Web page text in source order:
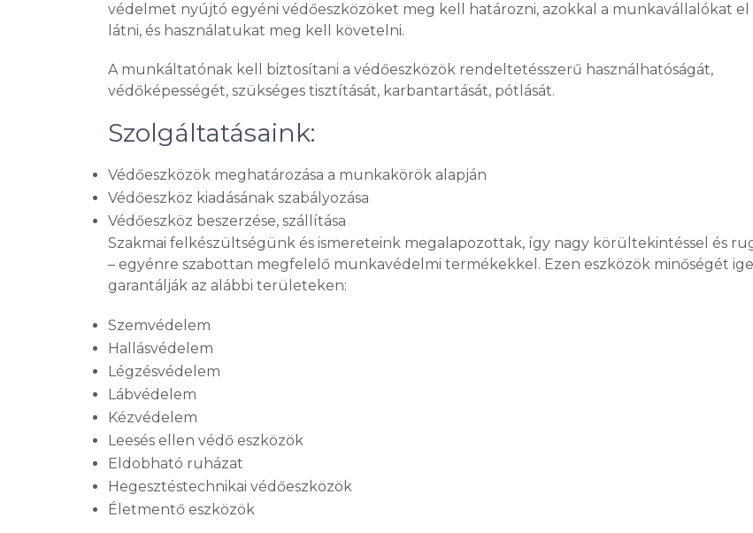
védelmet nyújtó egyéni védőeszközöket meg kell határozni, azokkal a munkavállalókat el
látni, és használatukat meg kell követelni.
A munkáltatónak kell biztosítani a védőeszközök rendeltetésszerű használhatóságát,
védőképességét, szükséges tisztítását, karbantartását, pótlását.
Szolgáltatásaink:
Védőeszközök meghatározása a munkakörök alapján
Védőeszköz kiadásának szabályozása
Védőeszköz beszerzése, szállítása
Szakmai felkészültségünk és ismereteink megalapozottak, így nagy körültekintéssel és
– egyénre szabottan megfelelő munkavédelmi termékekkel. Ezen eszközök minőségét
garantálják az alábbi területeken:
Szemvédelem
Hallásvédelem
Légzésvédelem
Lábvédelem
Kézvédelem
Leesés ellen védő eszközök
Eldobható ruházat
Hegesztéstechnikai védőeszközök
Életmentő eszközök